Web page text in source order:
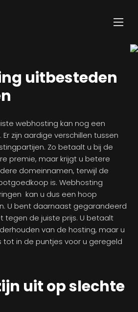
uitbesteden
webhosting kan nog een
zijn aardige verschillen tussen
Zo betaalt u bij de
premie, maar krijgt u betere
domeinnamen, terwijl de
is. Webhosting
kan u dus een hoop
U bent daarnaast gegarandeerd
tegen de juiste prijs. U betaalt
van de hosting, maar u
tot in de puntjes voor u geregeld
uit op slechte